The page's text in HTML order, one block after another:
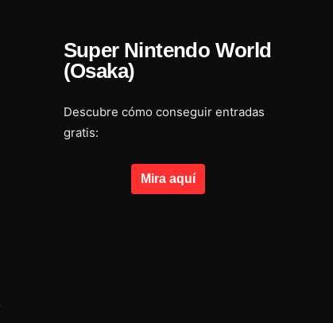
Super Nintendo World
(Osaka)
Descubre cómo conseguir entradas
gratis:
Mira aquí